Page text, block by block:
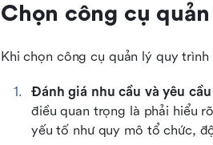
Chọn công cụ
Khi chọn công cụ quản lý quy
Đánh giá nhu cầu và yêu
điều quan trọng là phải hiểu
yếu tố như quy mô tổ chức,